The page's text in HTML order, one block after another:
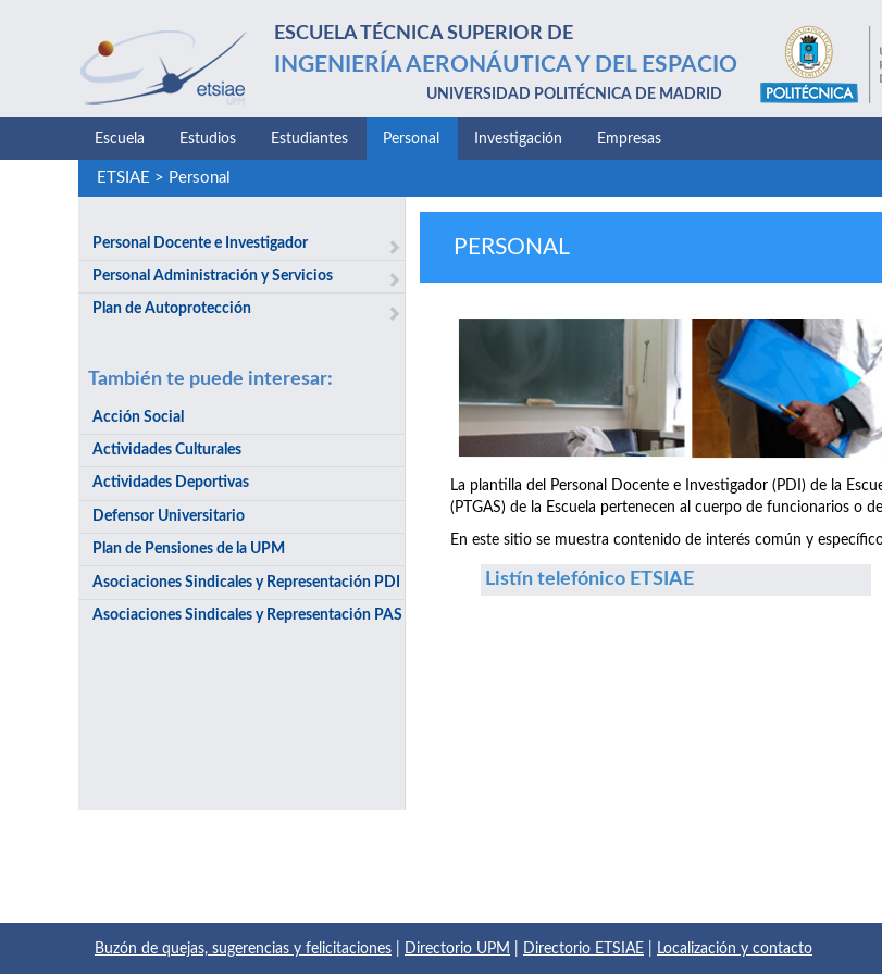
ESCUELA TÉCNICA SUPERIOR DE
INGENIERÍA AERONÁUTICA Y DEL ESPACIO
UNIVERSIDAD POLITÉCNICA DE MADRID
Escuela Estudios Estudiantes Personal Investigación Empresas
ETSIAE > Personal
Personal Docente e Investigador
Personal Administración y Servicios
Plan de Autoprotección
También te puede interesar:
Acción Social
Actividades Culturales
Actividades Deportivas
Defensor Universitario
Plan de Pensiones de la UPM
Asociaciones Sindicales y Representación PDI
Asociaciones Sindicales y Representación PAS
PERSONAL
La plantilla del Personal Docente e Investigador (PDI) de la
(PTGAS) de la Escuela pertenecen al cuerpo de funcionarios o
En este sitio se muestra contenido de interés común y
Listín telefónico ETSIAE
Buzón de quejas, sugerencias y felicitaciones Directorio UPM Directorio ETSIAE Localización y contacto